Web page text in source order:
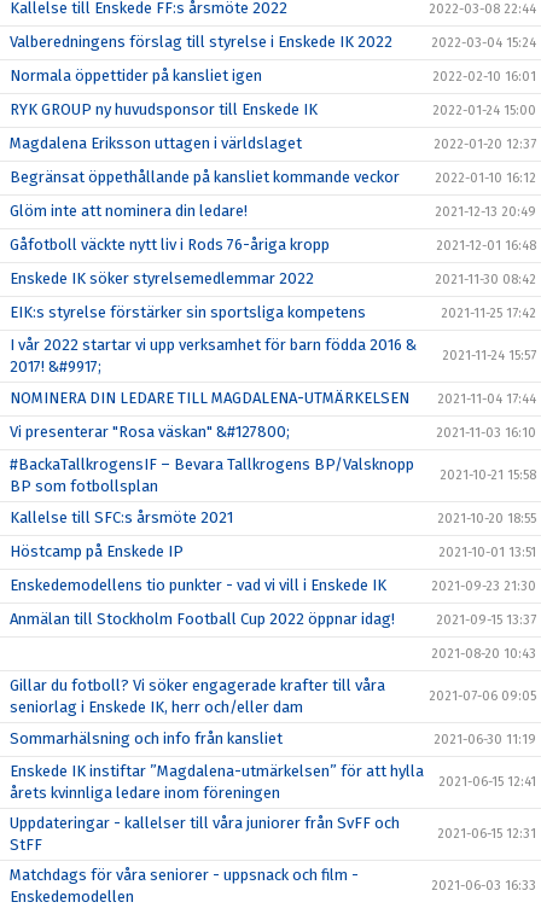
Kallelse till Enskede FF:s årsmöte 2022 2022-03-08 22:44
Valberedningens förslag till styrelse i Enskede IK 2022 2022-03-04 15:24
Normala öppettider på kansliet igen 2022-02-10 16:01
RYK GROUP ny huvudsponsor till Enskede IK 2022-01-24 15:00
Magdalena Eriksson uttagen i världslaget 2022-01-20 12:37
Begränsat öppethållande på kansliet kommande veckor 2022-01-10 16:12
Glöm inte att nominera din ledare! 2021-12-13 20:49
Gåfotboll väckte nytt liv i Rods 76-åriga kropp 2021-12-01 16:48
Enskede IK söker styrelsemedlemmar 2022 2021-11-30 08:42
EIK:s styrelse förstärker sin sportsliga kompetens 2021-11-25 17:42
I vår 2022 startar vi upp verksamhet för barn födda 2016 &
2017! &#9917;
2021-11-24 15:57
NOMINERA DIN LEDARE TILL MAGDALENA-UTMÄRKELSEN 2021-11-04 17:44
Vi presenterar "Rosa väskan" &#127800; 2021-11-03 16:10
#BackaTallkrogensIF – Bevara Tallkrogens BP/Valsknopp
BP som fotbollsplan
2021-10-21 15:58
Kallelse till SFC:s årsmöte 2021 2021-10-20 18:55
Höstcamp på Enskede IP 2021-10-01 13:51
Enskedemodellens tio punkter - vad vi vill i Enskede IK 2021-09-23 21:30
Anmälan till Stockholm Football Cup 2022 öppnar idag! 2021-09-15 13:37
2021-08-20 10:43
Gillar du fotboll? Vi söker engagerade krafter till våra
seniorlag i Enskede IK, herr och/eller dam
2021-07-06 09:05
Sommarhälsning och info från kansliet 2021-06-30 11:19
Enskede IK instiftar ”Magdalena-utmärkelsen” för att hylla
årets kvinnliga ledare inom föreningen
2021-06-15 12:41
Uppdateringar - kallelser till våra juniorer från SvFF och
StFF
2021-06-15 12:31
Matchdags för våra seniorer - uppsnack och film -
Enskedemodellen
2021-06-03 16:33